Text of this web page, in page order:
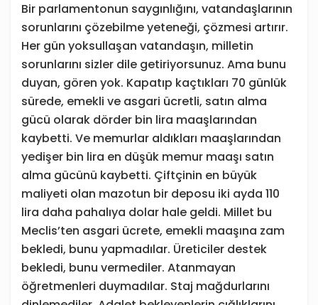
Bir parlamentonun saygınlığını, vatandaşlarının
sorunlarını çözebilme yeteneği, çözmesi artırır.
Her gün yoksullaşan vatandaşın, milletin
sorunlarını sizler dile getiriyorsunuz. Ama bunu
duyan, gören yok. Kapatıp kaçtıkları 70 günlük
sürede, emekli ve asgari ücretli, satın alma
gücü olarak dörder bin lira maaşlarından
kaybetti. Ve memurlar aldıkları maaşlarından
yedişer bin lira en düşük memur maaşı satın
alma gücünü kaybetti. Çiftçinin en büyük
maliyeti olan mazotun bir deposu iki ayda 110
lira daha pahalıya dolar hale geldi. Millet bu
Meclis’ten asgari ücrete, emekli maaşına zam
bekledi, bunu yapmadılar. Üreticiler destek
bekledi, bunu vermediler. Atanmayan
öğretmenleri duymadılar. Staj mağdurlarını